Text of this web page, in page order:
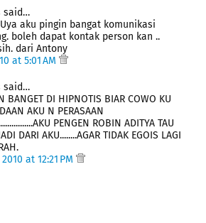
said…
aku pingin bangat komunikasi
boleh dapat kontak person kan ..
dari Antony
at 5:01 AM
said…
BANGET DI HIPNOTIS BIAR COWO KU
AKU N PERASAAN
PENGEN ROBIN ADITYA TAU
DARI AKU........AGAR TIDAK EGOIS LAGI
at 12:21 PM